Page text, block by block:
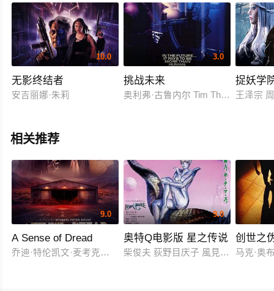
10.0
无影终结者
安吉丽娜·朱莉
3.0
挑战未来
奥利弗·古鲁内尔 Tim Thomerson
捉妖学
王泽宗
相关推荐
9.0
A Sense of Dread
乔迪·特伦凯文·麦考克尔虹膜
9.0
奥特Q电影版 星之传说
柴俊夫 荻野目庆子 風見しんご
创世之
马克·奥